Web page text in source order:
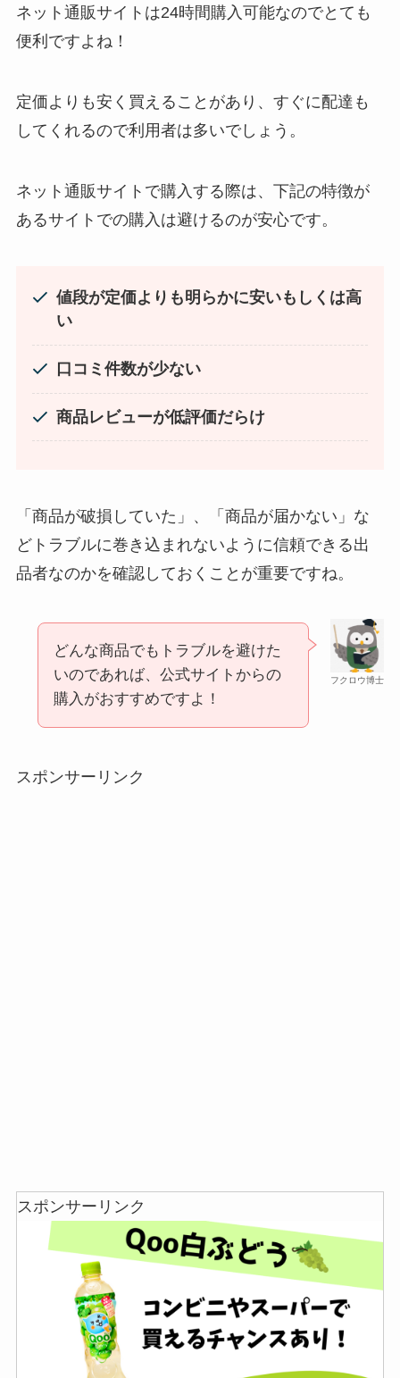
ってる！
忍者めし鉄の鎧はどこに売ってる？セブン・ロー
ソンなどのコンビニで買える！
和紙はどこに売ってる？ダイソーやLoftで買える！
ネット通販サイトは24時間購入可能なのでとても
便利ですよね！
定価よりも安く買えることがあり、すぐに配達も
してくれるので利用者は多いでしょう。
ネット通販サイトで購入する際は、下記の特徴が
あるサイトでの購入は避けるのが安心です。
値段が定価よりも明らかに安いもしくは高
い
口コミ件数が少ない
商品レビューが低評価だらけ
「商品が破損していた」、「商品が届かない」な
どトラブルに巻き込まれないように信頼できる出
品者なのかを確認しておくことが重要ですね。
フクロウ博士
どんな商品でもトラブルを避けた
いのであれば、公式サイトからの
購入がおすすめですよ！
スポンサーリンク
スポンサーリンク